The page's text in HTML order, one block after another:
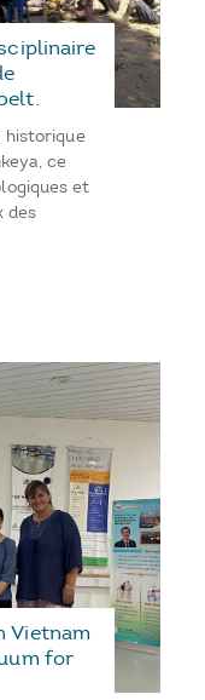
historique
ce
et
des
Vietnam
for